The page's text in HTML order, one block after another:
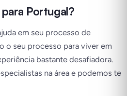
Portugal?
em seu processo de
o seu processo para viver em
bastante desafiadora.
na área e podemos te